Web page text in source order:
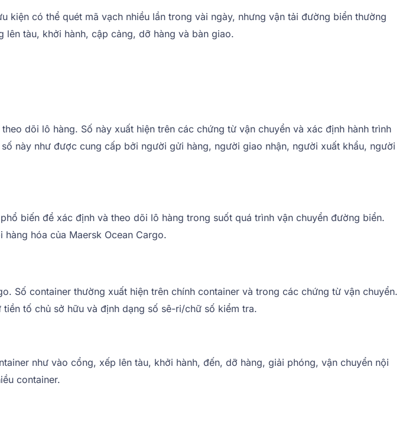
có thể quét mã vạch nhiều lần trong vài ngày, nhưng vận tải đường biển thường
tàu, khởi hành, cập cảng, dỡ hàng và bàn giao.
dõi lô hàng. Số này xuất hiện trên các chứng từ vận chuyển và xác định hành trình
này như được cung cấp bởi người gửi hàng, người giao nhận, người xuất khẩu, người
biến để xác định và theo dõi lô hàng trong suốt quá trình vận chuyển đường biển.
hóa của Maersk Ocean Cargo.
Số container thường xuất hiện trên chính container và trong các chứng từ vận chuyển.
tố chủ sở hữu và định dạng số sê-ri/chữ số kiểm tra.
như vào cổng, xếp lên tàu, khởi hành, đến, dỡ hàng, giải phóng, vận chuyển nội
container.